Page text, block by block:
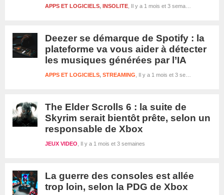
Il y a 1 mois et 3 semaines
APPS ET LOGICIELS, INSOLITE
Deezer se démarque de Spotify : la
plateforme va vous aider à détecter
les musiques générées par l’IA
Il y a 1 mois et 3 semaines
APPS ET LOGICIELS, STREAMING
The Elder Scrolls 6 : la suite de
Skyrim serait bientôt prête, selon un
responsable de Xbox
Il y a 1 mois et 3 semaines
JEUX VIDEO
La guerre des consoles est allée
trop loin, selon la PDG de Xbox